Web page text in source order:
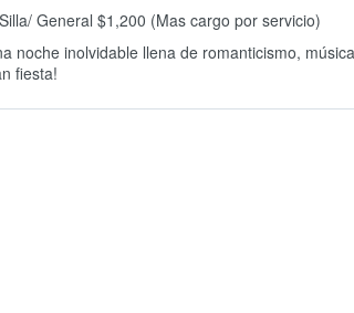
General $1,200 (Mas cargo por servicio)
noche inolvidable llena de romanticismo, música
fiesta!